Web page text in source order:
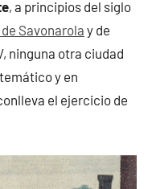
, a principios del siglo
Savonarola y de
ninguna otra ciudad
y en
el ejercicio de